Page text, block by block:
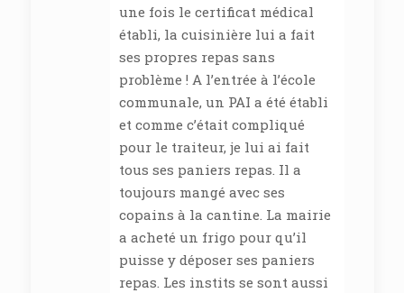
une fois le certificat médical
établi, la cuisinière lui a fait
ses propres repas sans
problème ! A l’entrée à l’école
communale, un PAI a été établi
et comme c’était compliqué
pour le traiteur, je lui ai fait
tous ses paniers repas. Il a
toujours mangé avec ses
copains à la cantine. La mairie
a acheté un frigo pour qu’il
puisse y déposer ses paniers
repas. Les instits se sont aussi